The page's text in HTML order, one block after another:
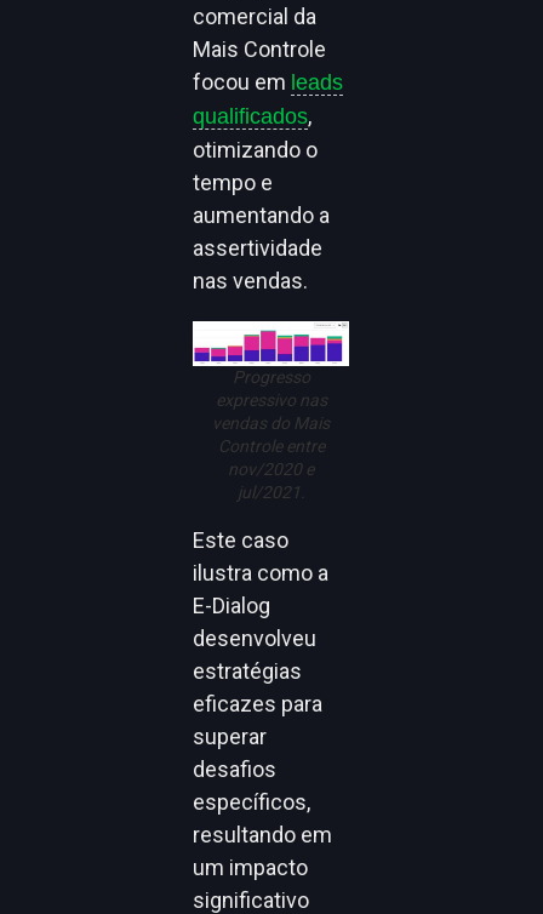
comercial da
Mais Controle
focou em leads
qualificados,
otimizando o
tempo e
aumentando a
assertividade
nas vendas.
Progresso
expressivo nas
vendas do Mais
Controle entre
nov/2020 e
jul/2021.
Este caso
ilustra como a
E-Dialog
desenvolveu
estratégias
eficazes para
superar
desafios
específicos,
resultando em
um impacto
significativo